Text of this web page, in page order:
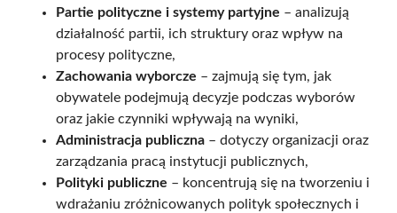
Partie polityczne i systemy partyjne – analizują
działalność partii, ich struktury oraz wpływ na
procesy polityczne,
Zachowania wyborcze – zajmują się tym, jak
obywatele podejmują decyzje podczas wyborów
oraz jakie czynniki wpływają na wyniki,
Administracja publiczna – dotyczy organizacji oraz
zarządzania pracą instytucji publicznych,
Polityki publiczne – koncentrują się na tworzeniu i
wdrażaniu zróżnicowanych polityk społecznych i